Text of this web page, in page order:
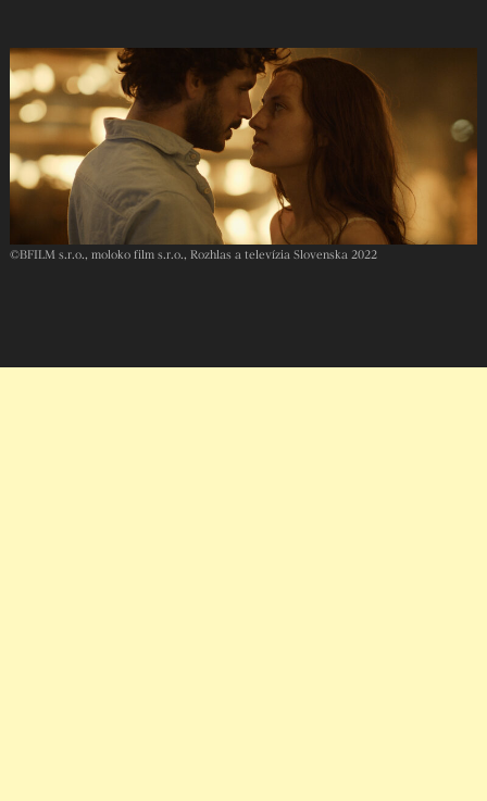
©︎BFILM s.r.o., moloko film s.r.o., Rozhlas a televízia Slovenska 2022